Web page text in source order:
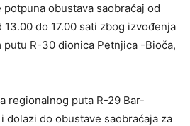
potpuna obustava saobraćaj od
13.00 do 17.00 sati zbog izvođenja
putu R-30 dionica Petnjica -Bioča,
regionalnog puta R-29 Bar-
dolazi do obustave saobraćaja za